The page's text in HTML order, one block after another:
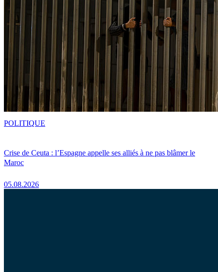
Crise de Ceuta : l’Espagne appelle ses alliés à ne pas blâmer le
Maroc
05.08.2026
POLITIQUE